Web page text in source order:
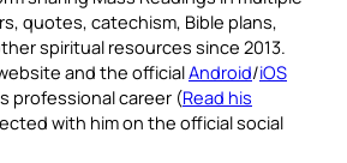
quotes, catechism, Bible plans,
spiritual resources since 2013.
and the officialAndroid/iOS
professional career (Read his
with him on the official social